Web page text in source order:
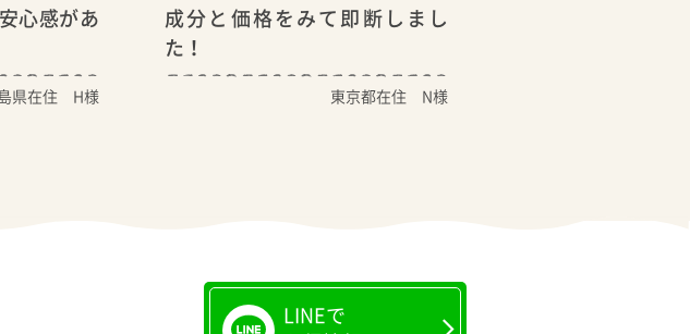
心感があ
県在住 H様
成分と価格をみて即断しまし
た！
東京都在住 N様
LINEで